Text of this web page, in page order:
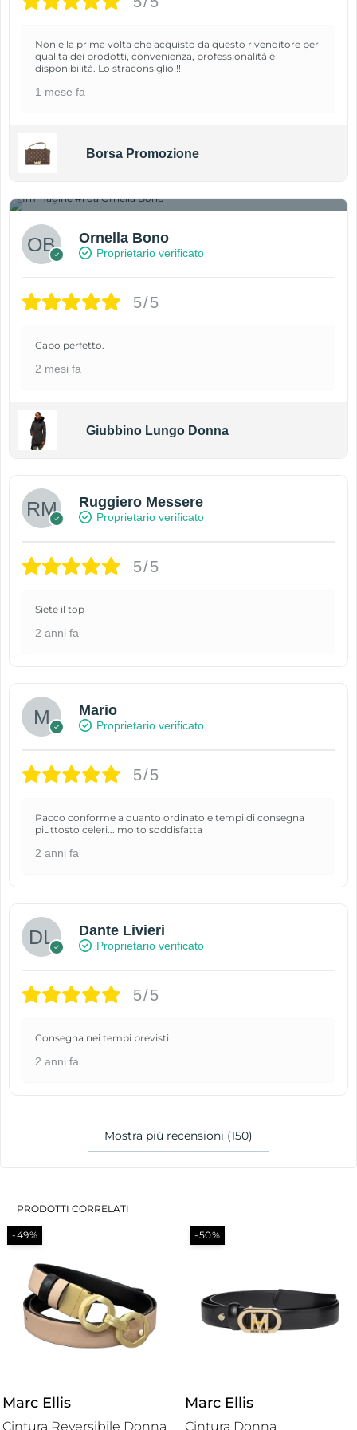
Non è la prima volta che acquisto da questo rivenditore per
qualità dei prodotti, convenienza, professionalità e
disponibilità. Lo straconsiglio!!!
1 mese fa
Borsa Promozione
Ornella Bono
Proprietario verificato
5/5
Capo perfetto.
2 mesi fa
Giubbino Lungo Donna
Ruggiero Messere
Proprietario verificato
5/5
Siete il top
2 anni fa
Mario
Proprietario verificato
5/5
Pacco conforme a quanto ordinato e tempi di consegna
piuttosto celeri... molto soddisfatta
2 anni fa
Dante Livieri
Proprietario verificato
5/5
Consegna nei tempi previsti
2 anni fa
Mostra più recensioni (150)
PRODOTTI CORRELATI
-49%
Marc Ellis
Cintura Reversibile Donna
-50%
Marc Ellis
Cintura Donna